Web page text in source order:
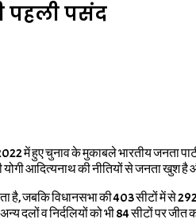
पहली पसंद
में हुए चुनाव के मुकाबले भारतीय जनता
योगी आदित्यनाथ की नीतियों से जनता
है, जबकि विधानसभा की 403 सीटों में से
व निर्दलियों को भी 84 सीटों पर जीत